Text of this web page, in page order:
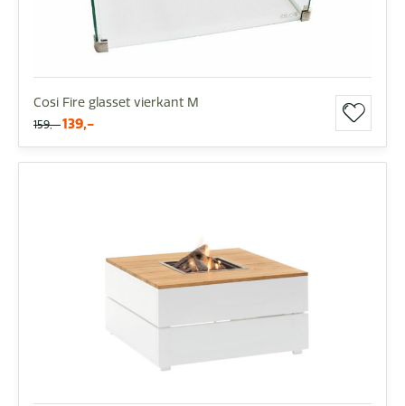
Cosi Fire glasset vierkant M
159,- 139,-